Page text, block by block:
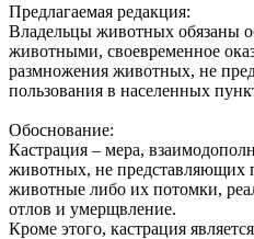
Предлагаемая редакция:
Владельцы животных обязаны
животными, своевременное
размножения животных, не
пользования в населенных
Обоснование:
Кастрация – мера,
животных, не представляющих
животные либо их потомки,
отлов и умерщвление.
Кроме этого, кастрация